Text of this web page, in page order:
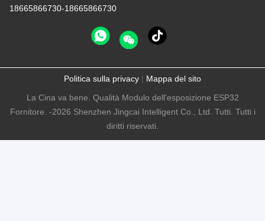
18665866730-18665866730
Politica sulla privacy | Mappa del sito
La Cina va bene. Qualità Modulo dell'esposizione ESP32
Fornitore. -2026 Shenzhen Jingcai Intelligent Co., Ltd. Tutti. Tutti i
diritti riservati.